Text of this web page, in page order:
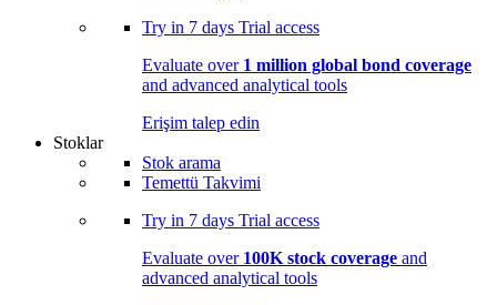
Try in 7 days Trial access
Evaluate over 1 million global bond coverage
and advanced analytical tools
Erişim talep edin
Stoklar
Stok arama
Temettü Takvimi
Try in 7 days Trial access
Evaluate over 100K stock coverage and
advanced analytical tools